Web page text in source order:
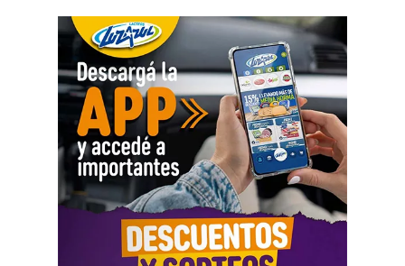
saldos durante varios meses. La sentencia tomó esos
movimientos como parte del análisis patrimonial, aunque
no los consideró suficientes para establecer por sí solos
una cifra definitiva.
Las declaraciones testimoniales completaron el cuadro.
Varias personas hablaron sobre locales gastronómicos,
viajes al exterior, vehículos y nivel de vida. Otro
testimonio mencionó la relación del progenitor con una
empresa que ocupaba un inmueble comercial.
Aun con ese conjunto de pruebas, la jueza señaló que